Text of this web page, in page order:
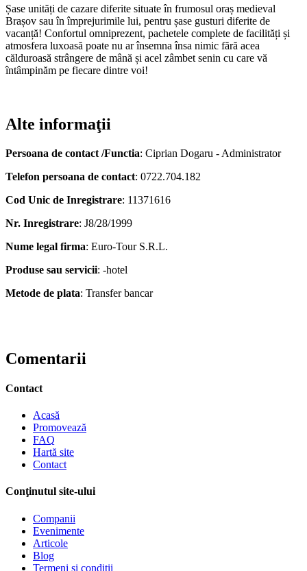
Șase unități de cazare diferite situate în frumosul oraș medieval
Brașov sau în împrejurimile lui, pentru șase gusturi diferite de
vacanță! Confortul omniprezent, pachetele complete de facilități și
atmosfera luxoasă poate nu ar însemna însa nimic fără acea
călduroasă strângere de mână și acel zâmbet senin cu care vă
întâmpinăm pe fiecare dintre voi!
Alte informaţii
Persoana de contact /Functia: Ciprian Dogaru - Administrator
Telefon persoana de contact: 0722.704.182
Cod Unic de Inregistrare: 11371616
Nr. Inregistrare: J8/28/1999
Nume legal firma: Euro-Tour S.R.L.
Produse sau servicii: -hotel
Metode de plata: Transfer bancar
Comentarii
Contact
Acasă
Promovează
FAQ
Hartă site
Contact
Conţinutul site-ului
Companii
Evenimente
Articole
Blog
Termeni si conditii